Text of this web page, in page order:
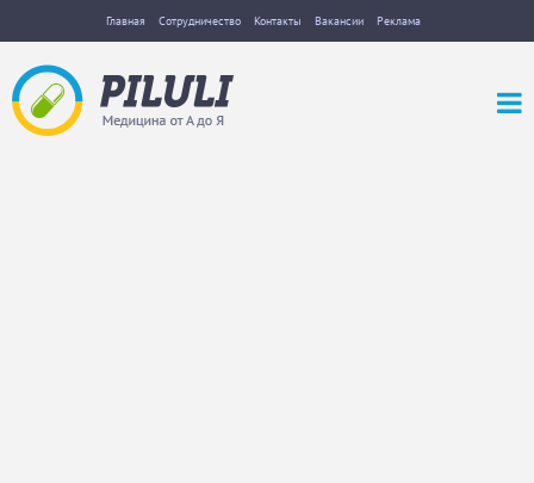
Главная Сотрудничество Контакты Вакансии Реклама